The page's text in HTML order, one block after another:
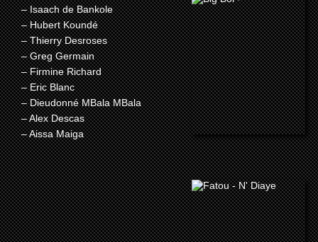
– Isaach de Bankole
– Hubert Koundé
– Thierry Desroses
– Greg Germain
– Firmine Richard
– Eric Blanc
– Dieudonné MBala MBala
– Alex Descas
– Aissa Maiga